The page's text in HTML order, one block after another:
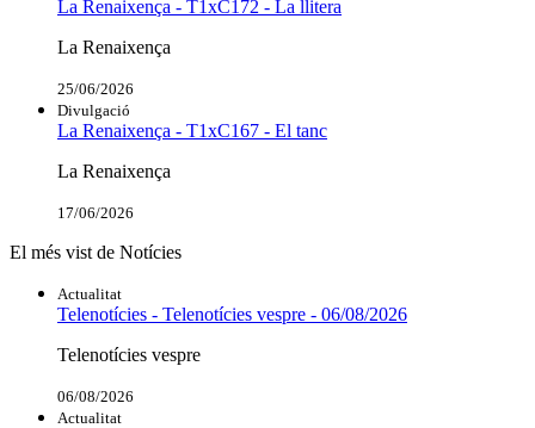
La Renaixença - T1xC172 - La llitera
La Renaixença
25/06/2026
Divulgació
La Renaixença - T1xC167 - El tanc
La Renaixença
17/06/2026
El més vist de Notícies
Actualitat
Telenotícies - Telenotícies vespre - 06/08/2026
Telenotícies vespre
06/08/2026
Actualitat